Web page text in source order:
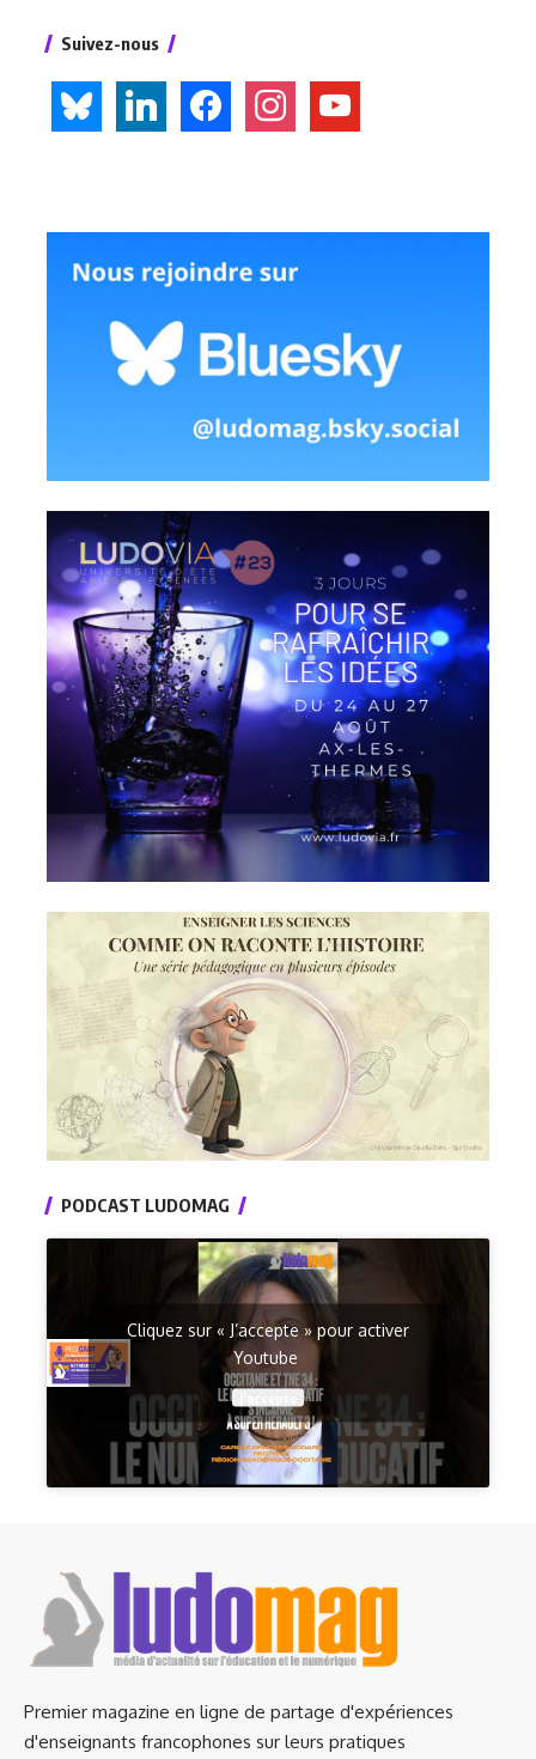
Suivez-nous
bluesky linkedin facebook instagramyoutube
PODCAST LUDOMAG
Cliquez sur « J’accepte » pour activer
Youtube
Premier magazine en ligne de partage d'expériences
d'enseignants francophones sur leurs pratiques